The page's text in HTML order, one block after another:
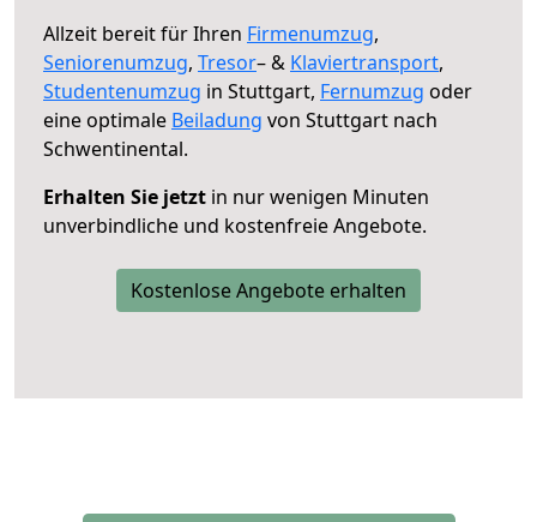
Allzeit bereit für Ihren Firmenumzug,
Seniorenumzug, Tresor– & Klaviertransport,
Studentenumzug in Stuttgart, Fernumzug oder
eine optimale Beiladung von Stuttgart nach
Schwentinental.
Erhalten Sie jetzt in nur wenigen Minuten
unverbindliche und kostenfreie Angebote.
Kostenlose Angebote erhalten